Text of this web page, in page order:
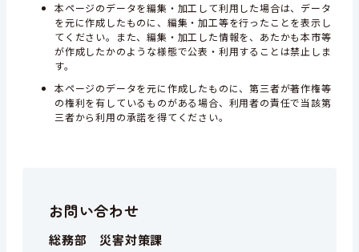
本ページのデータを編集・加工して利用した場合は、データ
を元に作成したものに、編集・加工等を行ったことを表示し
てください。また、編集・加工した情報を、あたかも本市等
が作成したかのような様態で公表・利用することは禁止しま
す。
本ページのデータを元に作成したものに、第三者が著作権等
の権利を有しているものがある場合、利用者の責任で当該第
三者から利用の承諾を得てください。
お問い合わせ
総務部 災害対策課